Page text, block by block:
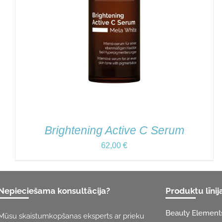
Brightening Active C Serum
62,00€
konsultācija?
skaistumkopšanas eksperts ar prieku
Produktu
Beauty